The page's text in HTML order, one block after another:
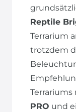
Reptile
Terrarium
trotzdem
Terrariums
PRO und